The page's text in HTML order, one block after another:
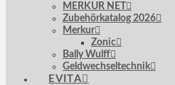
MERKUR NET
Zubehörkatalog 2026
Merkur
Zonic
Bally Wulff
Geldwechseltechnik
EVITA